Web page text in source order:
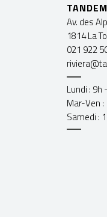
Av. des
1814 La
021 922
Lundi :
Mar-Ven
Samedi :